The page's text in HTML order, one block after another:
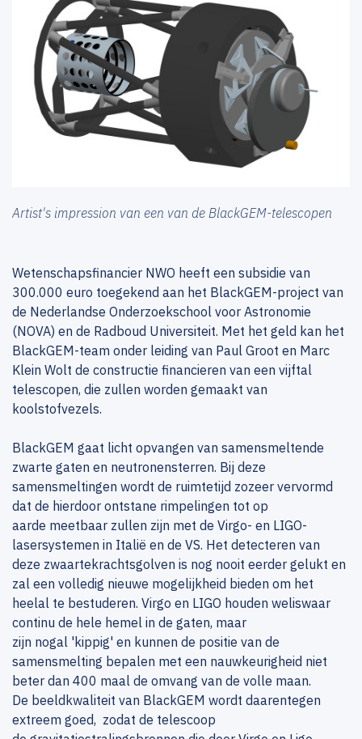
Artist's impression van een van de BlackGEM-telescopen
Wetenschapsfinancier NWO heeft een subsidie van
300.000 euro toegekend aan het BlackGEM-project van
de Nederlandse Onderzoekschool voor Astronomie
(NOVA) en de Radboud Universiteit. Met het geld kan het
BlackGEM-team onder leiding van Paul Groot en Marc
Klein Wolt de constructie financieren van een vijftal
telescopen, die zullen worden gemaakt van
koolstofvezels.
BlackGEM gaat licht opvangen van samensmeltende
zwarte gaten en neutronensterren. Bij deze
samensmeltingen wordt de ruimtetijd zozeer vervormd
dat de hierdoor ontstane rimpelingen tot op
aarde meetbaar zullen zijn met de Virgo- en LIGO-
lasersystemen in Italië en de VS. Het detecteren van
deze zwaartekrachtsgolven is nog nooit eerder gelukt en
zal een volledig nieuwe mogelijkheid bieden om het
heelal te bestuderen. Virgo en LIGO houden weliswaar
continu de hele hemel in de gaten, maar
zijn nogal 'kippig' en kunnen de positie van de
samensmelting bepalen met een nauwkeurigheid niet
beter dan 400 maal de omvang van de volle maan.
De beeldkwaliteit van BlackGEM wordt daarentegen
extreem goed, zodat de telescoop